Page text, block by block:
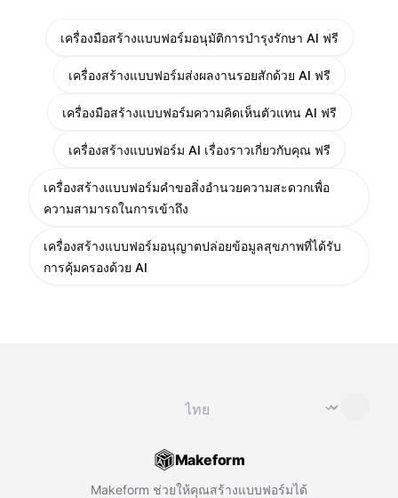
เครื่องมือสร้างแบบฟอร์มอนุมัติการบำรุงรักษา AI ฟรี
เครื่องสร้างแบบฟอร์มส่งผลงานรอยสักด้วย AI ฟรี
เครื่องมือสร้างแบบฟอร์มความคิดเห็นตัวแทน AI ฟรี
เครื่องสร้างแบบฟอร์ม AI เรื่องราวเกี่ยวกับคุณ ฟรี
เครื่องสร้างแบบฟอร์มคำขอสิ่งอำนวยความสะดวกเพื่อ
ความสามารถในการเข้าถึง
เครื่องสร้างแบบฟอร์มอนุญาตปล่อยข้อมูลสุขภาพที่ได้รับ
การคุ้มครองด้วย AI
⌄
Makeform
Makeform ช่วยให้คุณสร้างแบบฟอร์มได้